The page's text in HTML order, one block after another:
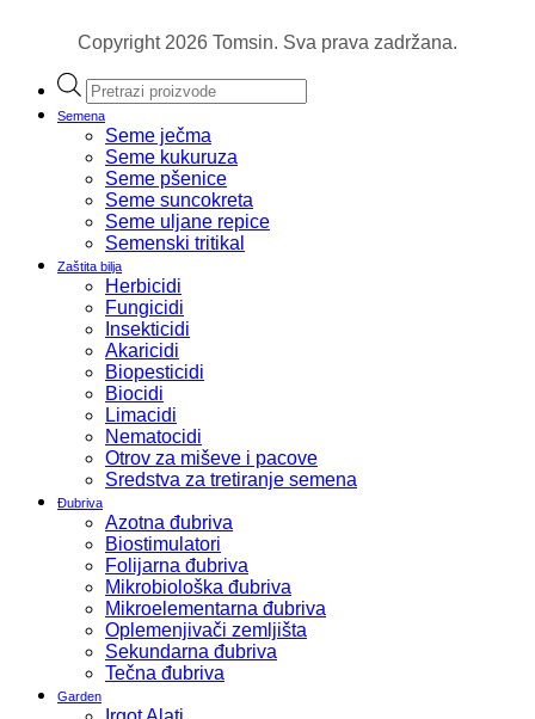
Copyright 2026 Tomsin. Sva prava zadržana.
Products
search
Semena
Seme ječma
Seme kukuruza
Seme pšenice
Seme suncokreta
Seme uljane repice
Semenski tritikal
Zaštita bilja
Herbicidi
Fungicidi
Insekticidi
Akaricidi
Biopesticidi
Biocidi
Limacidi
Nematocidi
Otrov za miševe i pacove
Sredstva za tretiranje semena
Đubriva
Azotna đubriva
Biostimulatori
Folijarna đubriva
Mikrobiološka đubriva
Mikroelementarna đubriva
Oplemenjivači zemljišta
Sekundarna đubriva
Tečna đubriva
Garden